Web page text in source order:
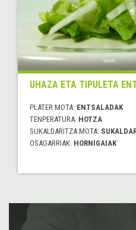
UHAZA ETA TIPULETA
PLATER MOTA: ENTSALADAK
TENPERATURA: HOTZA
SUKALDARITZA MOTA:
OSAGARRIAK: HORNIGAIAK